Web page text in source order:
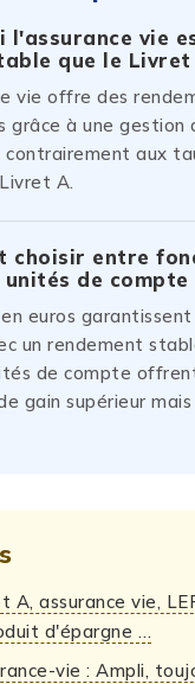
l'assurance vie
que le Livret
vie offre des
grâce à une gestion
contrairement aux
A.
choisir entre
de compte
euros garantissent
un rendement
de compte
gain supérieur mais
A, assurance vie,
d'épargne …
vie : Ampli,